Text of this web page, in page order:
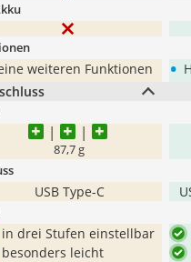
weiteren Funktionen •
87,7 g
USB Type-C
in drei Stufen einstellbar
besonders leicht